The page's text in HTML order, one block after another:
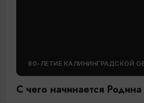
80-ЛЕТИЕ КАЛИНИНГРАДСКОЙ
С чего начинается Родина